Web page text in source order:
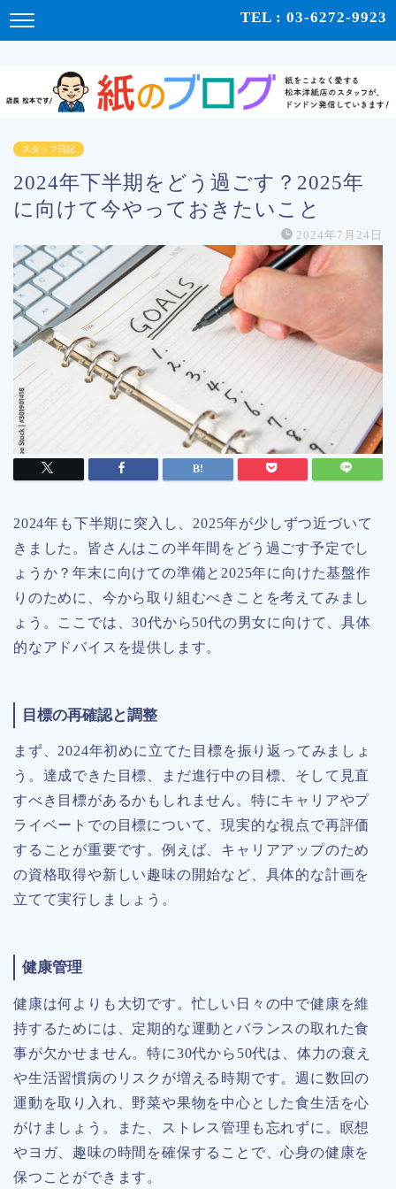
TEL : 03-6272-9923
スタッフ日記
2024年下半期をどう過ごす？2025年
に向けて今やっておきたいこと
2024年7月24日
2024年も下半期に突入し、2025年が少しずつ近づいて
きました。皆さんはこの半年間をどう過ごす予定でし
ょうか？年末に向けての準備と2025年に向けた基盤作
りのために、今から取り組むべきことを考えてみまし
ょう。ここでは、30代から50代の男女に向けて、具体
的なアドバイスを提供します。
目標の再確認と調整
まず、2024年初めに立てた目標を振り返ってみましょ
う。達成できた目標、まだ進行中の目標、そして見直
すべき目標があるかもしれません。特にキャリアやプ
ライベートでの目標について、現実的な視点で再評価
することが重要です。例えば、キャリアアップのため
の資格取得や新しい趣味の開始など、具体的な計画を
立てて実行しましょう。
健康管理
健康は何よりも大切です。忙しい日々の中で健康を維
持するためには、定期的な運動とバランスの取れた食
事が欠かせません。特に30代から50代は、体力の衰え
や生活習慣病のリスクが増える時期です。週に数回の
運動を取り入れ、野菜や果物を中心とした食生活を心
がけましょう。また、ストレス管理も忘れずに。瞑想
やヨガ、趣味の時間を確保することで、心身の健康を
保つことができます。